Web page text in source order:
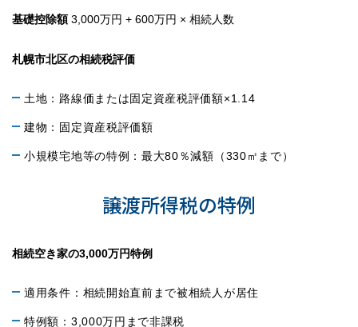
基礎控除額3,000万円 + 600万円 × 相続人数
札幌市北区の相続税評価
土地：路線価または固定資産税評価額×1.14
建物：固定資産税評価額
小規模宅地等の特例：最大80％減額（330㎡まで）
譲渡所得税の特例
相続空き家の3,000万円特例
適用条件：相続開始直前まで被相続人が居住
特例額：3,000万円まで非課税